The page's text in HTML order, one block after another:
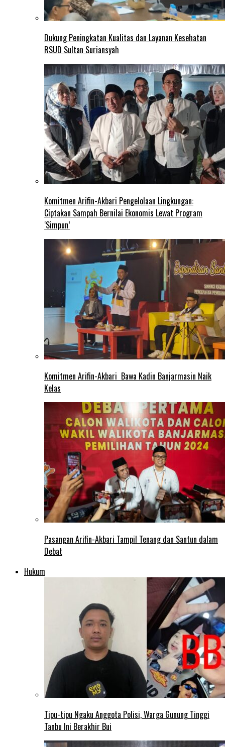
Dukung Peningkatan Kualitas dan Layanan Kesehatan
RSUD Sultan Suriansyah
Komitmen Arifin-Akbari Pengelolaan Lingkungan:
Ciptakan Sampah Bernilai Ekonomis Lewat Program
‘Simpun’
Komitmen Arifin-Akbari Bawa Kadin Banjarmasin Naik
Kelas
Pasangan Arifin-Akbari Tampil Tenang dan Santun dalam
Debat
Hukum
Tipu-tipu Ngaku Anggota Polisi, Warga Gunung Tinggi
Tanbu Ini Berakhir Bui